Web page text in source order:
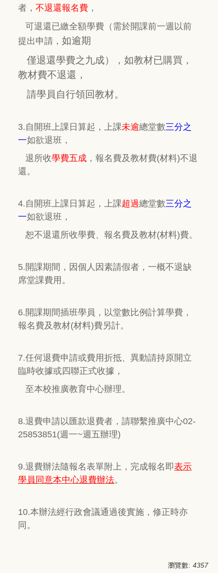
者， 不退還報名費 ，
可退還已繳全額學費 （需於開課前一週以前
提出申請， 如逾期
僅退還學費之九成）， 如教材已購買，
教材費不退還，
請學員自行領回教材。
3.自開班上課日算起，上課未逾總堂數三分之
一如欲退班，
退所收學費五成 ，報名費及教材費(材料)不退
還。
4.自開班上課日算起，上課超過總堂數三分之
一如欲退班，
恕不退還所收學費、報名費及教材(材料)費。
5.開課期間，因個人因素請假者，一概不退缺
席堂課費用。
6.開課期間插班學員，以堂數比例計算學費，
報名費及教材(材料)費另計。
7.任何退費申請或費用折抵、異動請持原開立
臨時收據或四聯正式收據，
至本校推廣教育中心辦理。
8.退費申請以匯款退費者，請聯繫推廣中心02-
25853851(週一~週五辦理)
9.退費辦法隨報名表單附上，完成報名即表示
學員同意本中心退費辦法。
10.本辦法經行政會議通過後實施，修正時亦
同。
瀏覽數: 4357